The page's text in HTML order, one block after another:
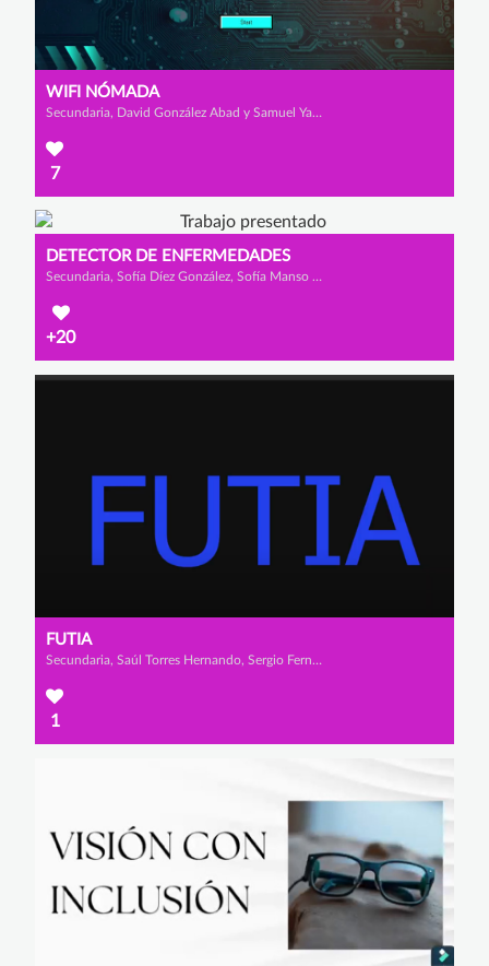
WIFI NÓMADA
Secundaria, David González Abad y Samuel Yanayaco Bermúdez
7
DETECTOR DE ENFERMEDADES
Secundaria, Sofía Díez González, Sofía Manso San José y Ana Pérez Pedreguera
+20
FUTIA
Secundaria, Saúl Torres Hernando, Sergio Fernández López y Nazan Viso Ramos
1